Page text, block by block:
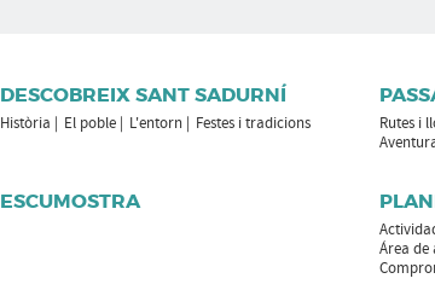
DESCOBREIX SANT SADURNÍ
Història El poble L'entorn Festes i tradicions Rutes i
ESCUMOSTRA
Área de